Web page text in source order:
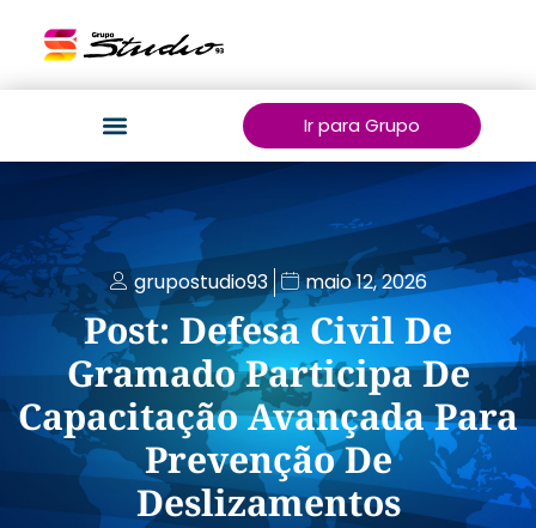
Ir para Grupo
grupostudio93 maio 12, 2026
Post: Defesa Civil De
Gramado Participa De
Capacitação Avançada Para
Prevenção De
Deslizamentos